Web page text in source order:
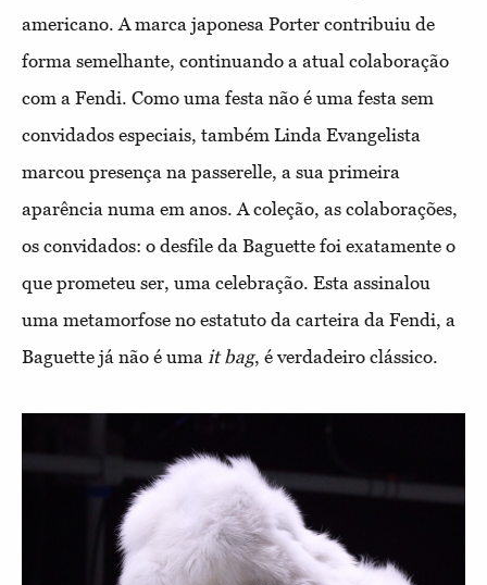
americano. A marca japonesa Porter contribuiu de
forma semelhante, continuando a atual colaboração
com a Fendi. Como uma festa não é uma festa sem
convidados especiais, também Linda Evangelista
marcou presença na passerelle, a sua primeira
aparência numa em anos. A coleção, as colaborações,
os convidados: o desfile da Baguette foi exatamente o
que prometeu ser, uma celebração. Esta assinalou
uma metamorfose no estatuto da carteira da Fendi, a
Baguette já não é uma it bag, é verdadeiro clássico.